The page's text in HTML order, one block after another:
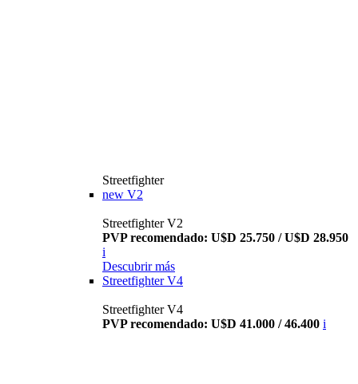
Streetfighter
new V2
Streetfighter V2
PVP recomendado: U$D 25.750 / U$D 28.950
i
Descubrir más
Streetfighter V4
Streetfighter V4
PVP recomendado: U$D 41.000 / 46.400 i